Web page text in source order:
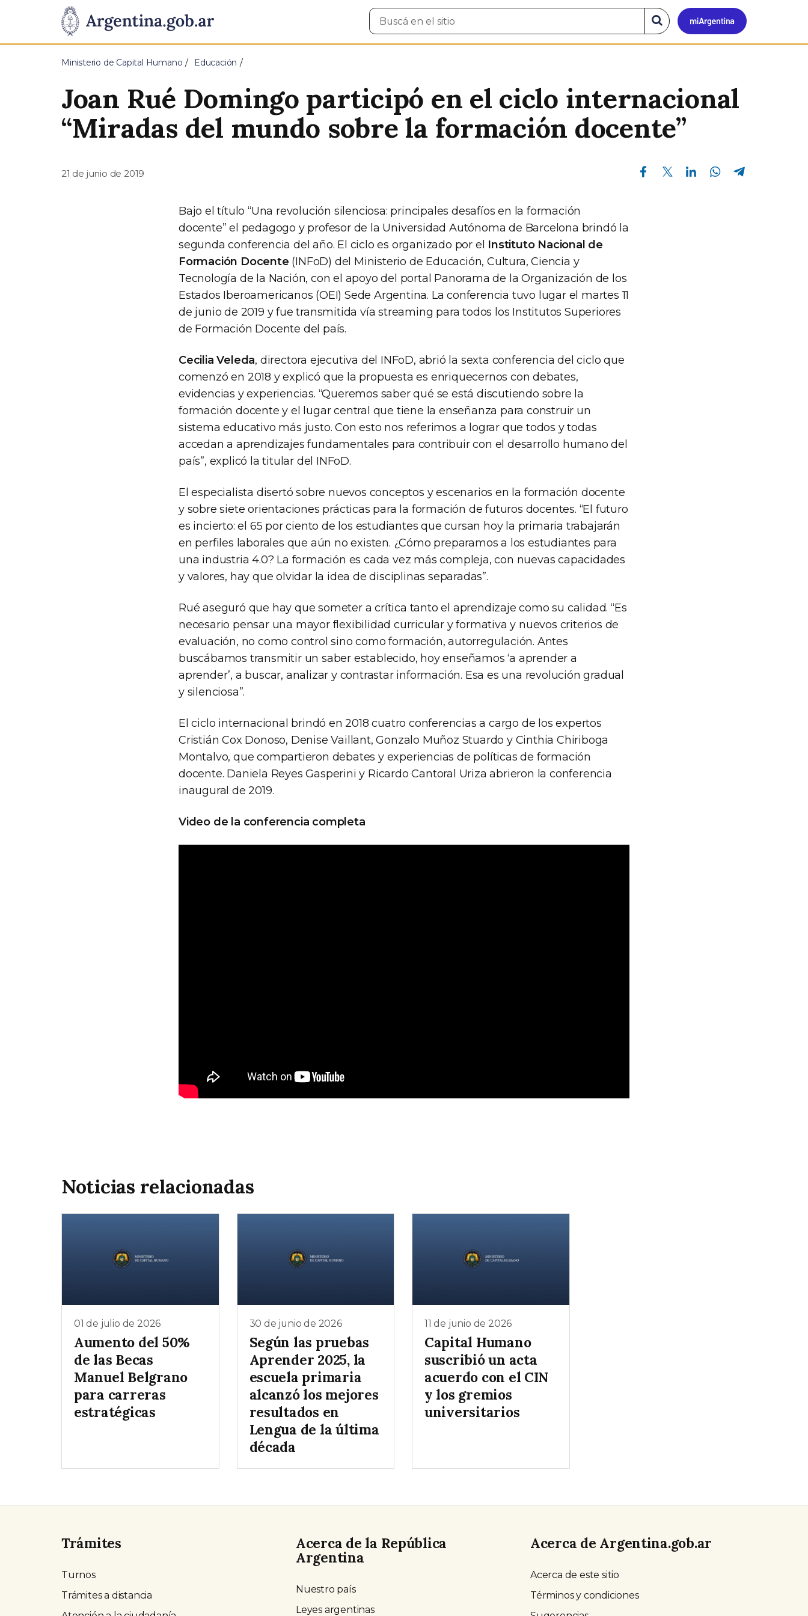
Presidencia
de
Pasar al contenido principal
Mi
Buscar
en
Buscar
en
el
Ministerio de Capital Humano Educación
Joan Rué Domingo participó en el ciclo internacional
“Miradas del mundo sobre la formación docente”
21 de junio de 2019
Compartir en Facebook Compartir en Twitter Compartir en Linkedin Compartir en Whatsapp
Bajo el título “Una revolución silenciosa: principales desafíos en la formación
docente” el pedagogo y profesor de la Universidad Autónoma de Barcelona brindó la
segunda conferencia del año. El ciclo es organizado por el Instituto Nacional de
Formación Docente (INFoD) del Ministerio de Educación, Cultura, Ciencia y
Tecnología de la Nación, con el apoyo del portal Panorama de la Organización de los
Estados Iberoamericanos (OEI) Sede Argentina. La conferencia tuvo lugar el martes 11
de junio de 2019 y fue transmitida vía streaming para todos los Institutos Superiores
de Formación Docente del país.
Cecilia Veleda, directora ejecutiva del INFoD, abrió la sexta conferencia del ciclo que
comenzó en 2018 y explicó que la propuesta es enriquecernos con debates,
evidencias y experiencias. “Queremos saber qué se está discutiendo sobre la
formación docente y el lugar central que tiene la enseñanza para construir un
sistema educativo más justo. Con esto nos referimos a lograr que todos y todas
accedan a aprendizajes fundamentales para contribuir con el desarrollo humano del
país”, explicó la titular del INFoD.
El especialista disertó sobre nuevos conceptos y escenarios en la formación docente
y sobre siete orientaciones prácticas para la formación de futuros docentes. “El futuro
es incierto: el 65 por ciento de los estudiantes que cursan hoy la primaria trabajarán
en perfiles laborales que aún no existen. ¿Cómo preparamos a los estudiantes para
una industria 4.0? La formación es cada vez más compleja, con nuevas capacidades
y valores, hay que olvidar la idea de disciplinas separadas”.
Rué aseguró que hay que someter a crítica tanto el aprendizaje como su calidad. “Es
necesario pensar una mayor flexibilidad curricular y formativa y nuevos criterios de
evaluación, no como control sino como formación, autorregulación. Antes
buscábamos transmitir un saber establecido, hoy enseñamos ‘a aprender a
aprender’, a buscar, analizar y contrastar información. Esa es una revolución gradual
y silenciosa”.
El ciclo internacional brindó en 2018 cuatro conferencias a cargo de los expertos
Cristián Cox Donoso, Denise Vaillant, Gonzalo Muñoz Stuardo y Cinthia Chiriboga
Montalvo, que compartieron debates y experiencias de políticas de formación
docente. Daniela Reyes Gasperini y Ricardo Cantoral Uriza abrieron la conferencia
inaugural de 2019.
Video de la conferencia completa
Noticias relacionadas
01 de julio de 2026
Aumento del 50%
de las Becas
Manuel Belgrano
para carreras
estratégicas
30 de junio de 2026
Según las pruebas
Aprender 2025, la
escuela primaria
alcanzó los mejores
resultados en
Lengua de la última
década
11 de junio de 2026
Capital Humano
suscribió un acta
acuerdo con el CIN
y los gremios
universitarios
Trámites
Turnos
Trámites a distancia
Acerca de la República
Argentina
Nuestro país
Leyes argentinas
Acerca de Argentina.gob.ar
Acerca de este sitio
Términos y condiciones